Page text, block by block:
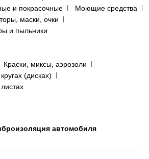
и покрасочные
Моющие средства
маски, очки
и пыльники
Краски, миксы, аэрозоли
(дисках)
автомобиля